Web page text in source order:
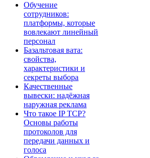
Обучение
сотрудников:
платформы, которые
вовлекают линейный
персонал
Базальтовая вата:
свойства,
характеристики и
секреты выбора
Качественные
вывески: надёжная
наружная реклама
Что такое IP TCP?
Основы работы
протоколов для
передачи данных и
голоса